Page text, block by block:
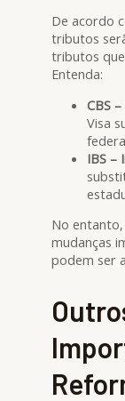
De acordo
tributos
tributos
Entenda:
CBS
Visa
IBS –
No
mudanças
podem ser